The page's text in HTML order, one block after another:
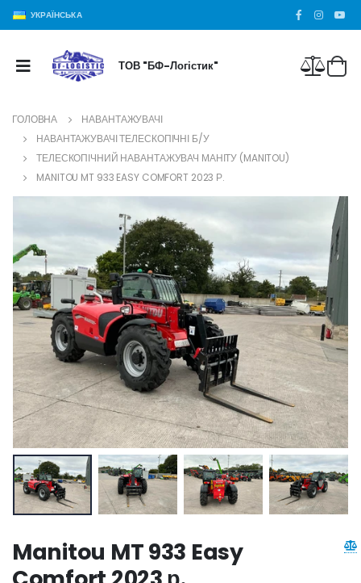
УКРАЇНСЬКА
ТОВ "БФ-Логістик"
ГОЛОВНА
НАВАНТАЖУВАЧІ
НАВАНТАЖУВАЧІ ТЕЛЕСКОПІЧНІ Б/У
ТЕЛЕСКОПІЧНИЙ НАВАНТАЖУВАЧ МАНІТУ (MANITOU)
MANITOU MT 933 EASY COMFORT 2023 Р.
Manitou MT 933 Easy